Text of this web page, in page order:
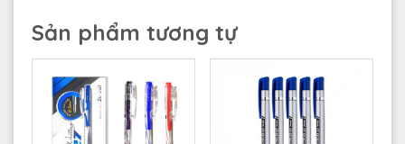
Sản phẩm tương tự